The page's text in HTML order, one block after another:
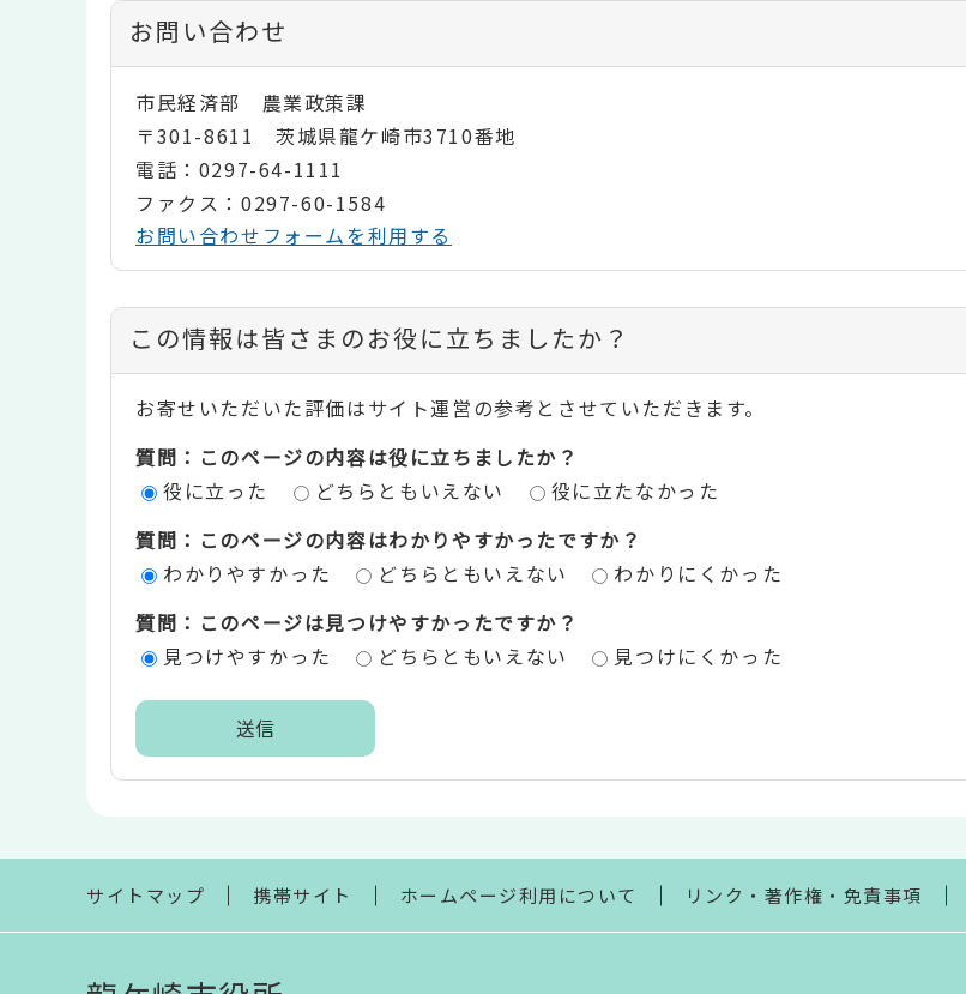
お問い合わせ
市民経済部 農業政策課
〒301-8611 茨城県龍ケ崎市3710番地
電話：0297-64-1111
ファクス：0297-60-1584
お問い合わせフォームを利用する
コ
ン
テ
ン
評
エ
この情報は皆さまのお役に立ちましたか？
お寄せいただいた評価はサイト運営の参考とさせていただきます。
質問：このページの内容は役に立ちましたか？
役に立った
どちらともいえない
役に立たなかった
質問：このページの内容はわかりやすかったですか？
わかりやすかった
どちらともいえない
わかりにくかった
質問：このページは見つけやすかったですか？
見つけやすかった
どちらともいえない 見つけにくかった
ま
サイトマップ 携帯サイト ホームページ利用について リンク・著作権・免責事項